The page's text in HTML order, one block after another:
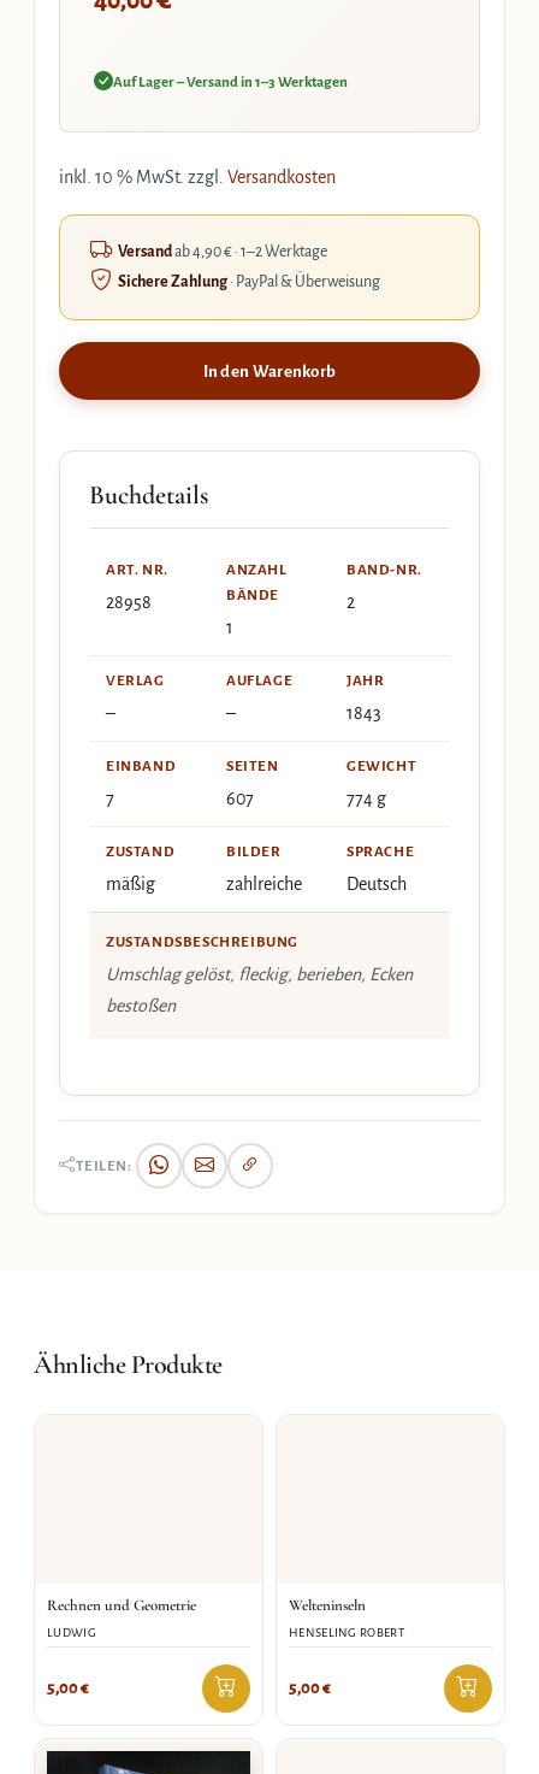
Auf Lager – Versand in 1–3 Werktagen
inkl. 10 % MwSt. zzgl. Versandkosten
Versandab 4,90 € · 1–2 Werktage
Sichere Zahlung· PayPal & Überweisung
In den Warenkorb
Buchdetails
ART. NR.
28958
ANZAHL
BÄNDE
1
BAND-NR.
2
VERLAG
–
AUFLAGE
–
JAHR
1843
EINBAND
7
SEITEN
607
GEWICHT
774 g
ZUSTAND
mäßig
BILDER
zahlreiche
SPRACHE
Deutsch
ZUSTANDSBESCHREIBUNG
Umschlag gelöst, fleckig, berieben, Ecken
bestoßen
TEILEN:
Ähnliche Produkte
Rechnen und Geometrie
LUDWIG
5,00€
Welteninseln
HENSELING ROBERT
5,00€